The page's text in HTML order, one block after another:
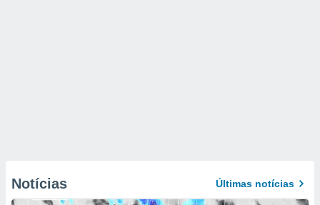
Notícias Últimas notícias